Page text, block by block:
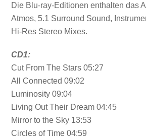
Die Blu-ray-Editionen enthalten das
Atmos, 5.1 Surround Sound,
Hi-Res Stereo Mixes.
CD1:
Cut From The Stars 05:27
All Connected 09:02
Luminosity 09:04
Living Out Their Dream 04:45
Mirror to the Sky 13:53
Circles of Time 04:59